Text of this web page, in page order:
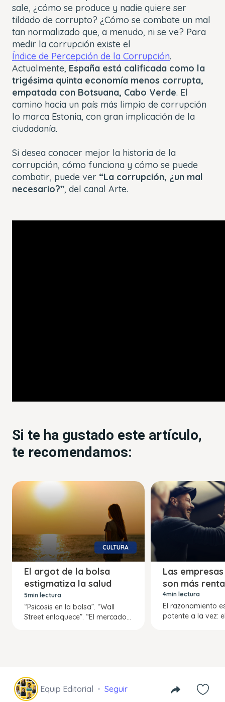
sale, ¿cómo se produce y nadie quiere ser
tildado de corrupto? ¿Cómo se combate un mal
tan normalizado que, a menudo, ni se ve? Para
medir la corrupción existe el
Índice de Percepción de la Corrupción.
Actualmente, España está calificada como la
trigésima quinta economía menos corrupta,
empatada con Botsuana, Cabo Verde. El
camino hacia un país más limpio de corrupción
lo marca Estonia, con gran implicación de la
ciudadanía.
Si desea conocer mejor la historia de la
corrupción, cómo funciona y cómo se puede
combatir, puede ver “La corrupción, ¿un mal
necesario?”, del canal Arte.
Si te ha gustado este artículo,
te recomendamos:
CULTURA
El argot de la bolsa
estigmatiza la salud
mental
5min lectura
“Psicosis en la bolsa”. “Wall
Street enloquece”. “El mercado...
Las
son más
4min lectura
El razonamiento
potente a la vez:
Equip Editorial Seguir